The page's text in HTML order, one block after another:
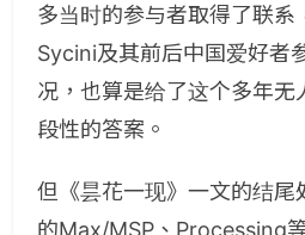
多当时的参与者取得了联系
Sycini及其前后中国爱好者
况，也算是给了这个多年无
段性的答案。
但《昙花一现》一文的结尾
的Max/MSP、Processing